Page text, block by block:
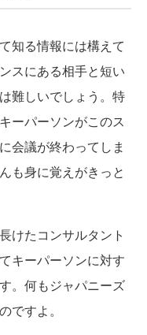
知る情報には構えて
スにある相手と短い
難しいでしょう。特
ーパーソンがこのス
会議が終わってしま
も身に覚えがきっと
けたコンサルタント
キーパーソンに対す
。何もジャパニーズ
ですよ。